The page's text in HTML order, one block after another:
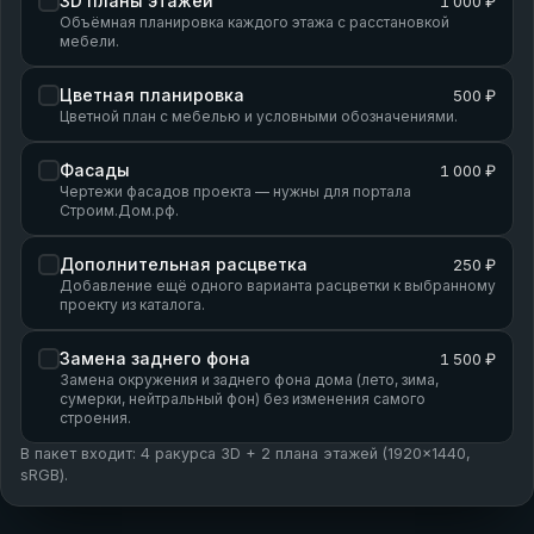
Объёмная планировка каждого этажа с расстановкой
мебели.
Цветная планировка 500 ₽
Цветной план с мебелью и условными обозначениями.
Фасады 1 000 ₽
Чертежи фасадов проекта — нужны для портала
Строим.Дом.рф.
Дополнительная расцветка 250 ₽
Добавление ещё одного варианта расцветки к выбранному
проекту из каталога.
Замена заднего фона 1 500 ₽
Замена окружения и заднего фона дома (лето, зима,
сумерки, нейтральный фон) без изменения самого
строения.
В пакет входит: 4 ракурса 3D + 2 плана этажей (1920×1440,
sRGB).